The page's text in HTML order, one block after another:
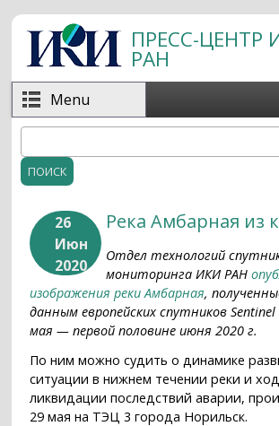
Перейти к основному содержанию
ПРЕСС-ЦЕНТР
РАН
Menu
Форма поиска
26
Июн
2020
Река Амбарная из
Отдел технологий
мониторинга ИКИ РАН
изображения реки Амбарная,
данным европейских спутников
мая — первой половине июня 2020 г.
По ним можно судить о динамике
ситуации в нижнем течении реки и
ликвидации последствий аварии,
29 мая на ТЭЦ 3 города Норильск.